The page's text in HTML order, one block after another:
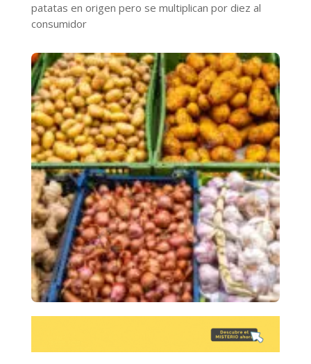
patatas en origen pero se multiplican por diez al
consumidor